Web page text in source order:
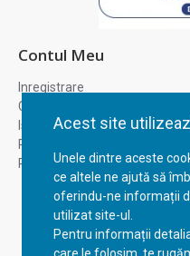
Acest site
Unele dintre aceste
ce altele ne ajută să
oferindu-ne informații
utilizat site-ul.
Pentru informații
Contul Meu
Inregistrare
Contul meu
Istoric comenzi
Recuperare parola
Returnare produs